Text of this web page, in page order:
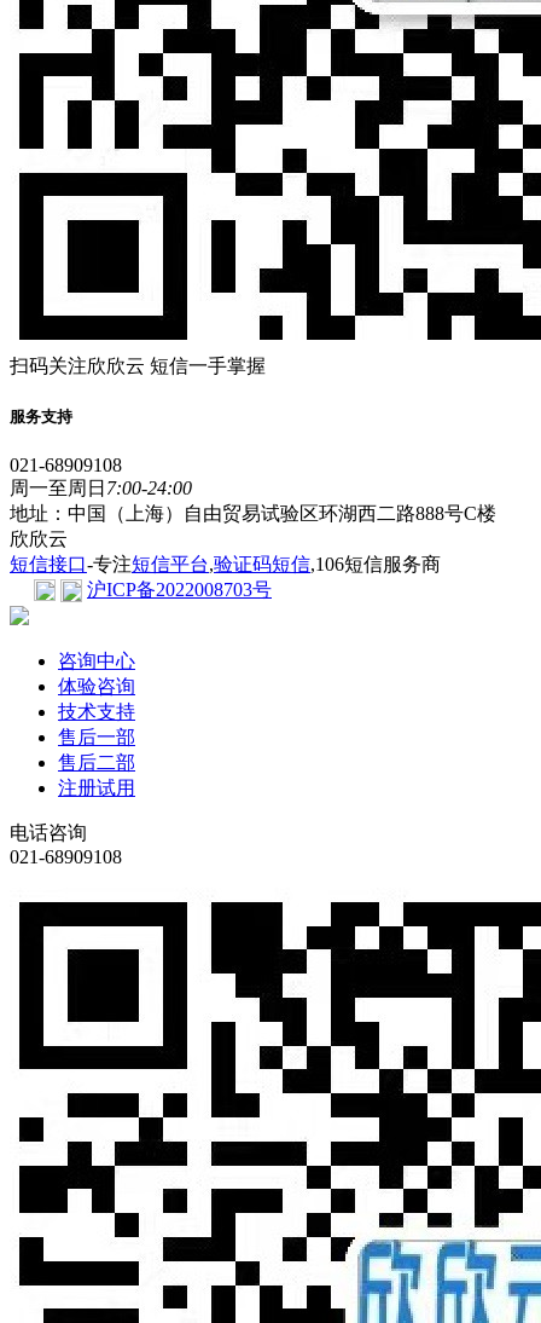
扫码关注欣欣云 短信一手掌握
服务支持
021-68909108
周一至周日 7:00-24:00
地址：中国（上海）自由贸易试验区环湖西二路888号C楼
欣欣云
短信接口-专注短信平台,验证码短信,106短信服务商
沪ICP备2022008703号
咨询中心
体验咨询
技术支持
售后一部
售后二部
注册试用
电话咨询
021-68909108